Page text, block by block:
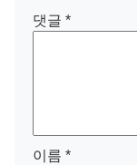
댓글 *
이름 *